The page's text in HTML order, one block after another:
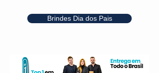
Brindes Dia dos Pais